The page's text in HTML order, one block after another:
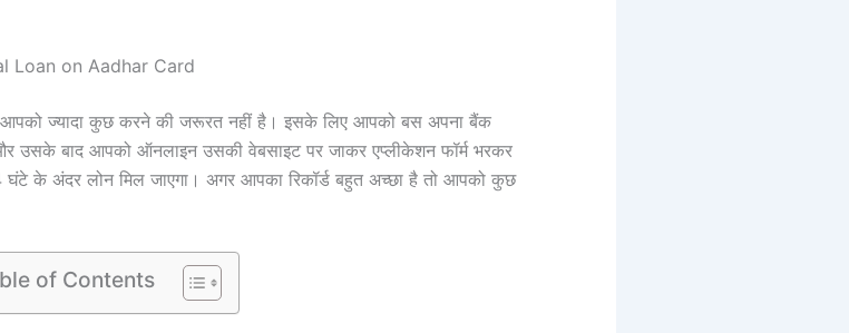
Loan on Aadhar Card
ज्यादा कुछ करने की जरूरत नहीं है। इसके लिए आपको बस अपना बैंक
उसके बाद आपको ऑनलाइन उसकी वेबसाइट पर जाकर एप्लीकेशन फॉर्म भरकर
के अंदर लोन मिल जाएगा। अगर आपका रिकॉर्ड बहुत अच्छा है तो आपको कुछ
of Contents